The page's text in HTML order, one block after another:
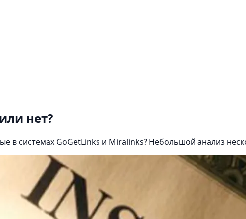
нет?
в системах GoGetLinks и Miralinks? Небольшой анализ